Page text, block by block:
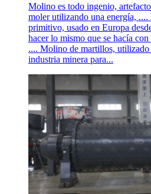
Molino es todo ingenio,
moler utilizando una energía,
primitivo, usado en Europa
hacer lo mismo que se hacía
.... Molino de martillos, utilizado
industria minera para...